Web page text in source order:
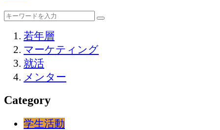
若年層
マーケティング
就活
メンター
Category
学生活動